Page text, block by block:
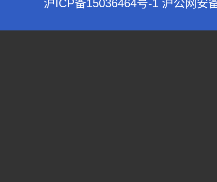
沪ICP备15036464号-1 沪公网安